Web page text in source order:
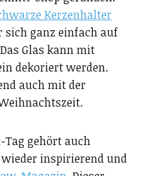
Kerzenhalter
sich ganz einfach auf
Glas kann mit
dekoriert werden.
auch mit der
Tag gehört auch
inspirierend und